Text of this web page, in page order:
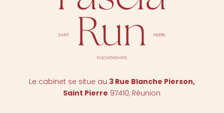
Le cabinet se situe au 3 Rue Blanche Pierson,
Saint Pierre 97410, Réunion